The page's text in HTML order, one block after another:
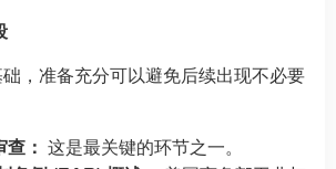
，准备充分可以避免后续出现不必要
： 这是最关键的环节之一。